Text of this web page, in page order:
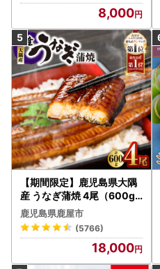
8,000
【期間限定】鹿児島県大隅
産 うなぎ蒲焼 4尾（600g
） KN007-004-04-cp18
うなぎ 鰻 魚 惣菜 総菜
鹿児島県鹿屋市
(5766)
18,000